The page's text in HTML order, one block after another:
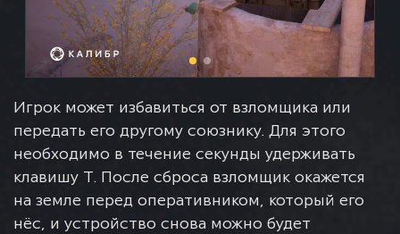
Игрок может избавиться от взломщика или
передать его другому союзнику. Для этого
необходимо в течение секунды удерживать
клавишу Т. После сброса взломщик окажется
на земле перед оперативником, который его
нёс, и устройство снова можно будет